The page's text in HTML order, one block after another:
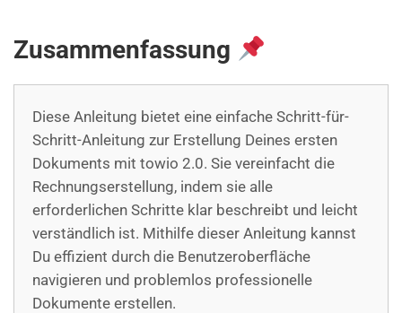
Zusammenfassung
Diese Anleitung bietet eine einfache Schritt-für-
Schritt-Anleitung zur Erstellung Deines ersten
Dokuments mit towio 2.0. Sie vereinfacht die
Rechnungserstellung, indem sie alle
erforderlichen Schritte klar beschreibt und leicht
verständlich ist. Mithilfe dieser Anleitung kannst
Du effizient durch die Benutzeroberfläche
navigieren und problemlos professionelle
Dokumente erstellen.